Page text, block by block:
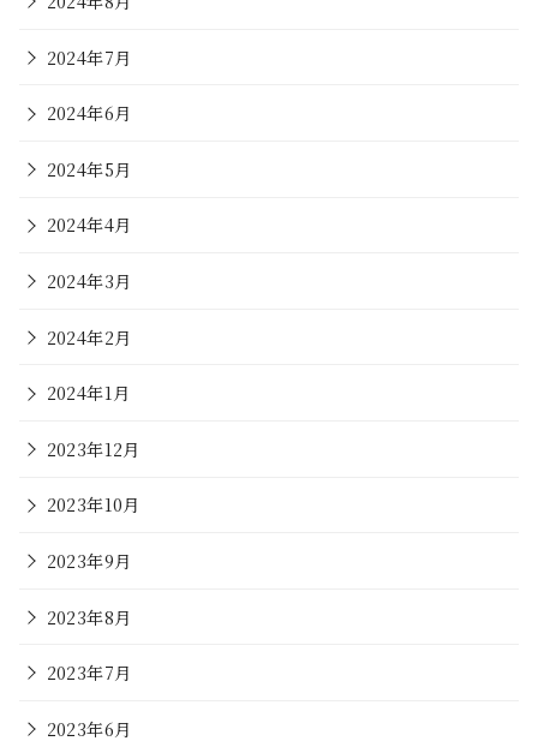
2024年7月
2024年6月
2024年5月
2024年4月
2024年3月
2024年2月
2024年1月
2023年12月
2023年10月
2023年9月
2023年8月
2023年7月
2023年6月